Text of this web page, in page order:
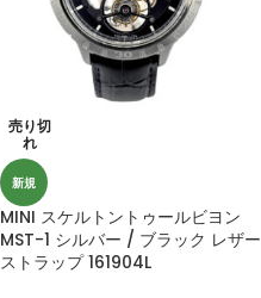
売り切
れ
新規
MINI スケルトントゥールビヨン
MST-1 シルバー / ブラック レザー
ストラップ 161904L